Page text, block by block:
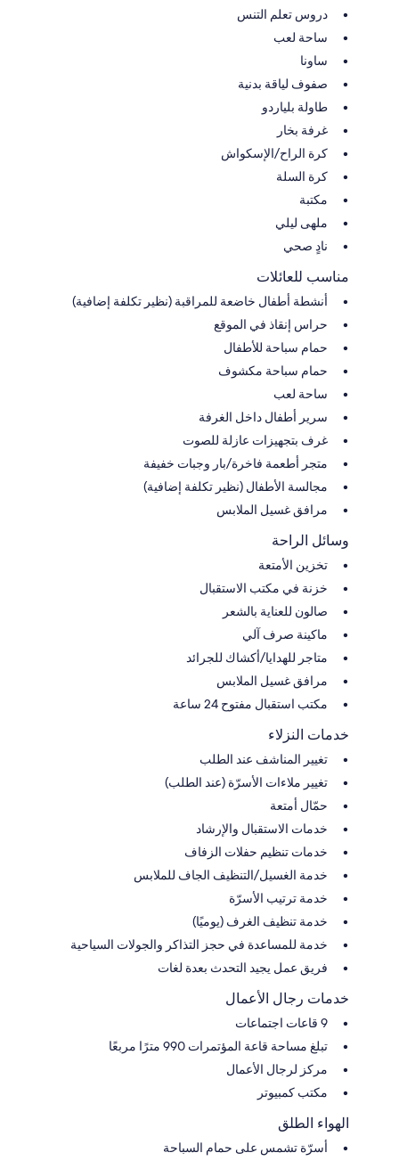
دروس تعلم التنس
ساحة لعب
ساونا
صفوف لياقة بدنية
طاولة بلياردو
غرفة بخار
كرة الراح/الإسكواش
كرة السلة
مكتبة
ملهى ليلي
نادٍ صحي
مناسب للعائلات
أنشطة أطفال خاضعة للمراقبة (نظير تكلفة إضافية)
حراس إنقاذ في الموقع
حمام سباحة للأطفال
حمام سباحة مكشوف
ساحة لعب
سرير أطفال داخل الغرفة
غرف بتجهيزات عازلة للصوت
متجر أطعمة فاخرة/بار وجبات خفيفة
مجالسة الأطفال (نظير تكلفة إضافية)
مرافق غسيل الملابس
وسائل الراحة
تخزين الأمتعة
خزنة في مكتب الاستقبال
صالون للعناية بالشعر
ماكينة صرف آلي
متاجر للهدايا/أكشاك للجرائد
مرافق غسيل الملابس
مكتب استقبال مفتوح 24 ساعة
خدمات النزلاء
تغيير المناشف عند الطلب
تغيير ملاءات الأسرّة (عند الطلب)
حمّال أمتعة
خدمات الاستقبال والإرشاد
خدمات تنظيم حفلات الزفاف
خدمة الغسيل/التنظيف الجاف للملابس
خدمة ترتيب الأسرّة
خدمة تنظيف الغرف (يوميًا)
خدمة للمساعدة في حجز التذاكر والجولات السياحية
فريق عمل يجيد التحدث بعدة لغات
خدمات رجال الأعمال
9 قاعات اجتماعات
تبلغ مساحة قاعة المؤتمرات 990 مترًا مربعًا
مركز لرجال الأعمال
مكتب كمبيوتر
الهواء الطلق
أسرّة تشمس على حمام السباحة